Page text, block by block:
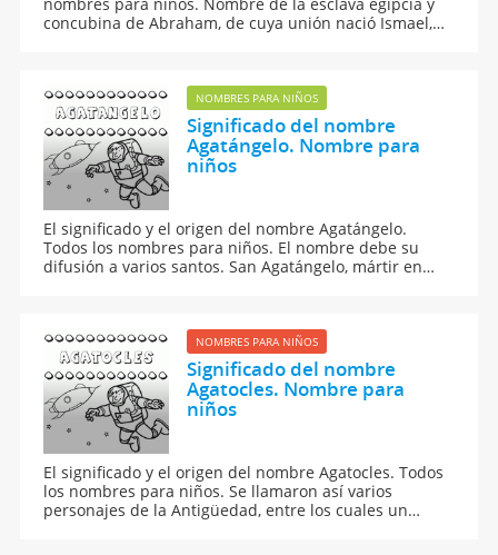
nombres para niños. Nombre de la esclava egipcia y
concubina de Abraham, de cuya unión nació Ismael,
NOMBRES PARA NIÑOS
Significado del nombre
Agatángelo. Nombre para
niños
El significado y el origen del nombre Agatángelo.
Todos los nombres para niños. El nombre debe su
difusión a varios santos. San Agatángelo, mártir en
NOMBRES PARA NIÑOS
Significado del nombre
Agatocles. Nombre para
niños
El significado y el origen del nombre Agatocles. Todos
los nombres para niños. Se llamaron así varios
personajes de la Antigüedad, entre los cuales un